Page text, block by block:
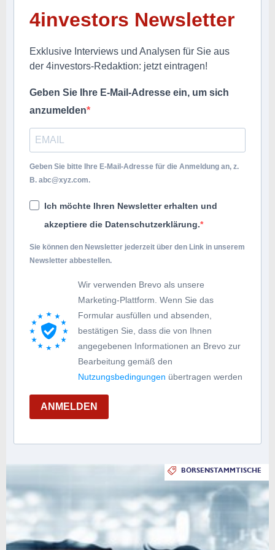
4investors Newsletter
Exklusive Interviews und Analysen für Sie aus
der 4investors-Redaktion: jetzt eintragen!
Geben Sie Ihre E-Mail-Adresse ein, um sich
anzumelden
Geben Sie bitte Ihre E-Mail-Adresse für die Anmeldung an, z.
B. abc@xyz.com.
Ich möchte Ihren Newsletter erhalten und
akzeptiere die Datenschutzerklärung.
Sie können den Newsletter jederzeit über den Link in unserem
Newsletter abbestellen.
Wir verwenden Brevo als unsere
Marketing-Plattform. Wenn Sie das
Formular ausfüllen und absenden,
bestätigen Sie, dass die von Ihnen
angegebenen Informationen an Brevo zur
Bearbeitung gemäß den
Nutzungsbedingungen übertragen werden
ANMELDEN
BÖRSENSTAMMTISCHE